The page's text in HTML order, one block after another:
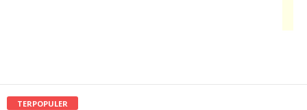
TERPOPULER